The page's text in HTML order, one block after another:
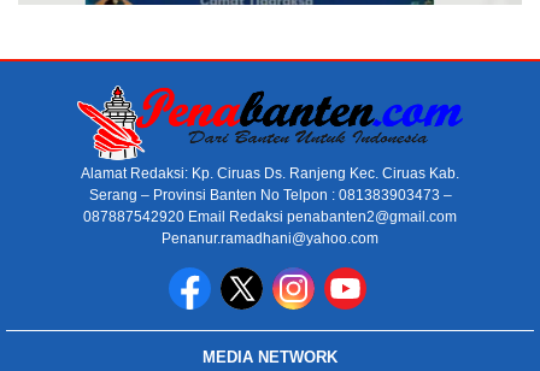
Alamat Redaksi: Kp. Ciruas Ds. Ranjeng Kec. Ciruas Kab.
Serang – Provinsi Banten No Telpon : 081383903473 –
087887542920 Email Redaksi penabanten2@gmail.com
Penanur.ramadhani@yahoo.com
MEDIA NETWORK